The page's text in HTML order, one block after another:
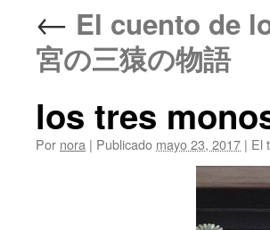
← El cuento de
宮の三猿の物語
los tres
Por nora | Publicado mayo 23, 2017 | El